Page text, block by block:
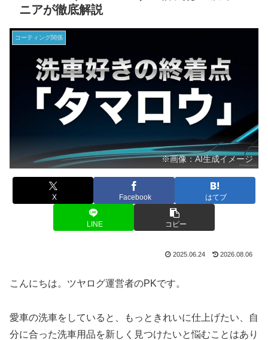
ニアが徹底解説
コーティング関係
※画像：AI生成イメージ
X Facebook はてブ
LINE コピー
2025.06.24 2026.08.06
こんにちは。ツヤログ運営者のPKです。
愛車の洗車をしていると、もっときれいに仕上げたい、自
分に合った洗車用品を新しく見つけたいと悩むことはあり